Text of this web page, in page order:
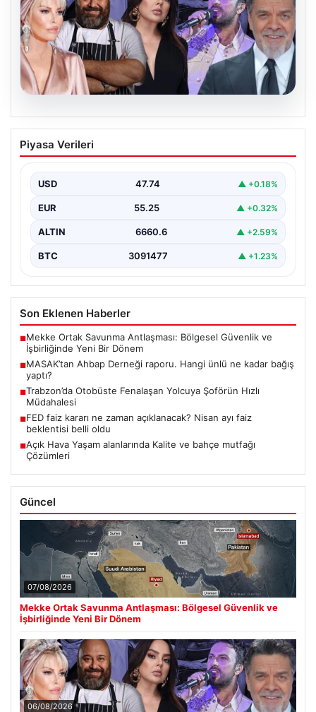
06.08.2026
MASAK’tan Ahbap Derneği raporu.
Hangi ünlü ne kadar bağış yaptı?
Bağışları ve Paranın Akibeti", "content": "Son dönemde
kamuoyunun…
Piyasa Verileri
USD 47.74 ▲ +0.18%
EUR 55.25 ▲ +0.32%
ALTIN 6660.6 ▲ +2.59%
BTC 3091477 ▲ +1.23%
Son Eklenen Haberler
■Mekke Ortak Savunma Antlaşması: Bölgesel Güvenlik ve
İşbirliğinde Yeni Bir Dönem
■MASAK’tan Ahbap Derneği raporu. Hangi ünlü ne kadar bağış
yaptı?
■Trabzon’da Otobüste Fenalaşan Yolcuya Şoförün Hızlı
Müdahalesi
■FED faiz kararı ne zaman açıklanacak? Nisan ayı faiz
beklentisi belli oldu
■Açık Hava Yaşam alanlarında Kalite ve bahçe mutfağı
Çözümleri
Güncel
07/08/2026
Mekke Ortak Savunma Antlaşması: Bölgesel Güvenlik ve
İşbirliğinde Yeni Bir Dönem
06/08/2026